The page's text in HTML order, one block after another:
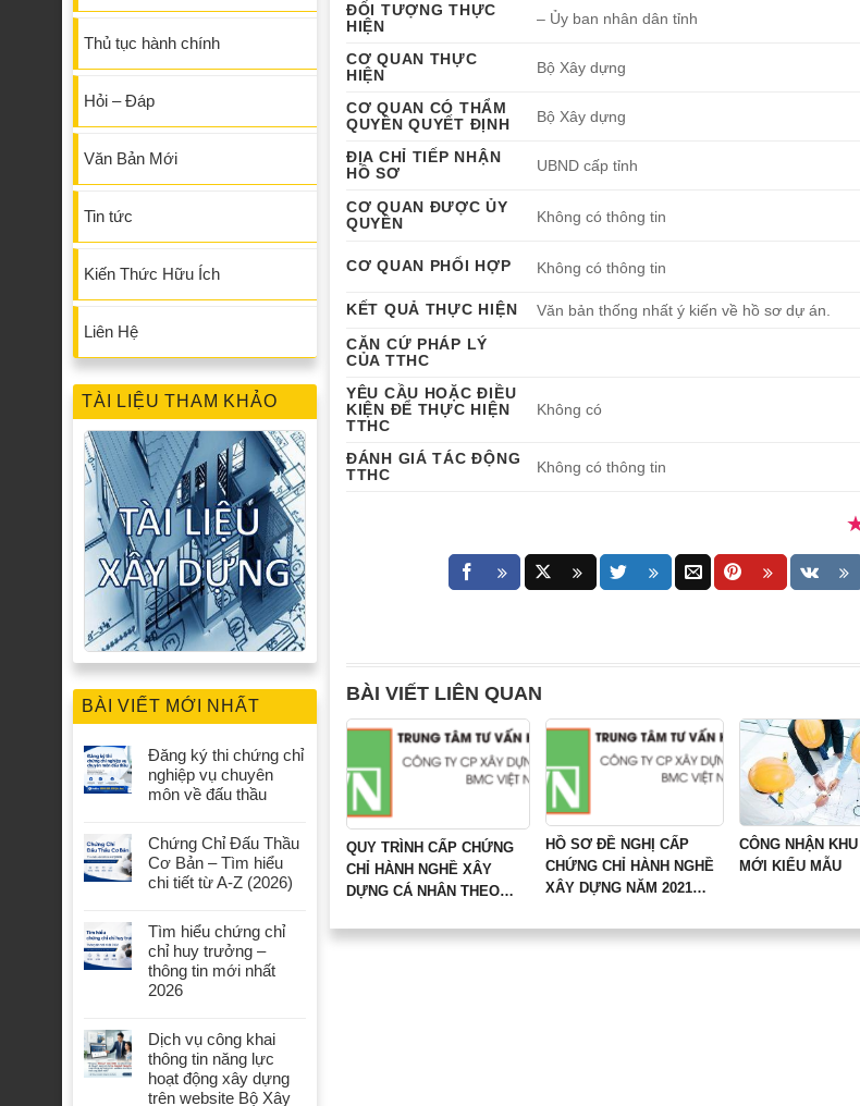
Thủ tục hành chính
Hỏi – Đáp
Văn Bản Mới
Tin tức
Kiến Thức Hữu Ích
Liên Hệ
TÀI LIỆU THAM KHẢO
BÀI VIẾT MỚI NHẤT
Đăng ký thi chứng chỉ
nghiệp vụ chuyên
môn về đấu thầu
Chứng Chỉ Đấu Thầu
Cơ Bản – Tìm hiểu
chi tiết từ A-Z (2026)
Tìm hiểu chứng chỉ
chỉ huy trưởng –
thông tin mới nhất
2026
Dịch vụ công khai
thông tin năng lực
hoạt động xây dựng
trên website Bộ Xây
ĐỐI TƯỢNG THỰC
HIỆN
– Ủy ban nhân dân tỉnh
CƠ QUAN THỰC
HIỆN
Bộ Xây dựng
CƠ QUAN CÓ THẨM
QUYỀN QUYẾT ĐỊNH
Bộ Xây dựng
ĐỊA CHỈ TIẾP NHẬN
HỒ SƠ
UBND cấp tỉnh
CƠ QUAN ĐƯỢC ỦY
QUYỀN
Không có thông tin
CƠ QUAN PHỐI HỢP Không có thông tin
KẾT QUẢ THỰC HIỆN
Văn bản thống nhất ý kiến về hồ sơ dự án.
CĂN CỨ PHÁP LÝ
CỦA TTHC
YÊU CẦU HOẶC ĐIỀU
KIỆN ĐỂ THỰC HIỆN
TTHC
Không có
ĐÁNH GIÁ TÁC ĐỘNG
TTHC
Không có thông tin
BÀI VIẾT LIÊN QUAN
QUY TRÌNH CẤP CHỨNG
CHỈ HÀNH NGHỀ XÂY
DỰNG CÁ NHÂN THEO
HỒ SƠ ĐỀ NGHỊ CẤP
CHỨNG CHỈ HÀNH NGHỀ
XÂY DỰNG NĂM 2021
CP
CÔNG NHẬN KHU
MỚI KIỂU MẪU